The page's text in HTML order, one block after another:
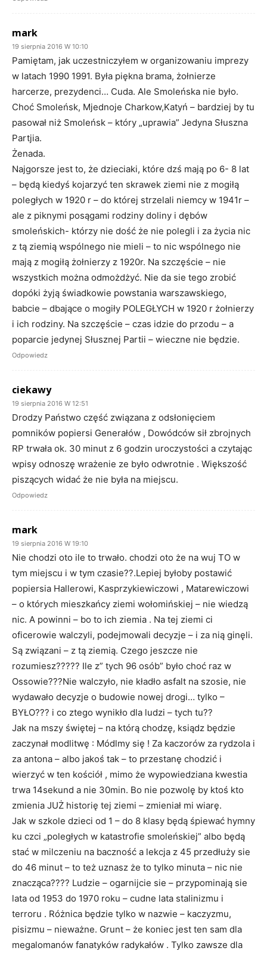
mark
19 sierpnia 2016 W 10:10
Pamiętam, jak uczestniczyłem w organizowaniu imprezy
w latach 1990 1991. Była piękna brama, żołnierze
harcerze, prezydenci… Cuda. Ale Smoleńska nie było.
Choć Smoleńsk, Mjednoje Charkow,Katyń – bardziej by tu
pasował niż Smoleńsk – który „uprawia” Jedyna Słuszna
Partjia.
Żenada.
Najgorsze jest to, że dzieciaki, które dzś mają po 6- 8 lat
– będą kiedyś kojarzyć ten skrawek ziemi nie z mogiłą
poległych w 1920 r – do której strzelali niemcy w 1941r –
ale z piknymi posągami rodziny doliny i dębów
smoleńskich- którzy nie dość że nie polegli i za życia nic
z tą ziemią wspólnego nie mieli – to nic wspólnego nie
mają z mogiłą żołnierzy z 1920r. Na szczęście – nie
wszystkich można odmożdżyć. Nie da sie tego zrobić
dopóki żyją świadkowie powstania warszawskiego,
babcie – dbające o mogiły POLEGŁYCH w 1920 r żołnierzy
i ich rodziny. Na szczęście – czas idzie do przodu – a
poparcie jedynej Słusznej Partii – wieczne nie będzie.
Odpowiedz
ciekawy
19 sierpnia 2016 W 12:51
Drodzy Państwo część związana z odsłonięciem
pomników popiersi Generałów , Dowódców sił zbrojnych
RP trwała ok. 30 minut z 6 godzin uroczystości a czytając
wpisy odnoszę wrażenie ze było odwrotnie . Większość
piszących widać że nie była na miejscu.
Odpowiedz
mark
19 sierpnia 2016 W 19:10
Nie chodzi oto ile to trwało. chodzi oto że na wuj TO w
tym miejscu i w tym czasie??.Lepiej byłoby postawić
popiersia Hallerowi, Kasprzykiewiczowi , Matarewiczowi
– o których mieszkańcy ziemi wołomińskiej – nie wiedzą
nic. A powinni – bo to ich ziemia . Na tej ziemi ci
oficerowie walczyli, podejmowali decyzje – i za nią ginęli.
Są związani – z tą ziemią. Czego jeszcze nie
rozumiesz????? Ile z” tych 96 osób” było choć raz w
Ossowie???Nie walczyło, nie kładło asfalt na szosie, nie
wydawało decyzje o budowie nowej drogi… tylko –
BYŁO??? i co ztego wynikło dla ludzi – tych tu??
Jak na mszy świętej – na którą chodzę, ksiądz będzie
zaczynał modlitwę : Módlmy się ! Za kaczorów za rydzola i
za antona – albo jakoś tak – to przestanę chodzić i
wierzyć w ten kościół , mimo że wypowiedziana kwestia
trwa 14sekund a nie 30min. Bo nie pozwolę by ktoś kto
zmienia JUŻ historię tej ziemi – zmieniał mi wiarę.
Jak w szkole dzieci od 1 – do 8 klasy będą śpiewać hymny
ku czci „poległych w katastrofie smoleńskiej” albo będą
stać w milczeniu na baczność a lekcja z 45 przedłuży sie
do 46 minut – to też uznasz że to tylko minuta – nic nie
znacząca???? Ludzie – ogarnijcie sie – przypominają sie
lata od 1953 do 1970 roku – cudne lata stalinizmu i
terroru . Różnica będzie tylko w nazwie – kaczyzmu,
pisizmu – nieważne. Grunt – że koniec jest ten sam dla
megalomanów fanatyków radykałów . Tylko zawsze dla